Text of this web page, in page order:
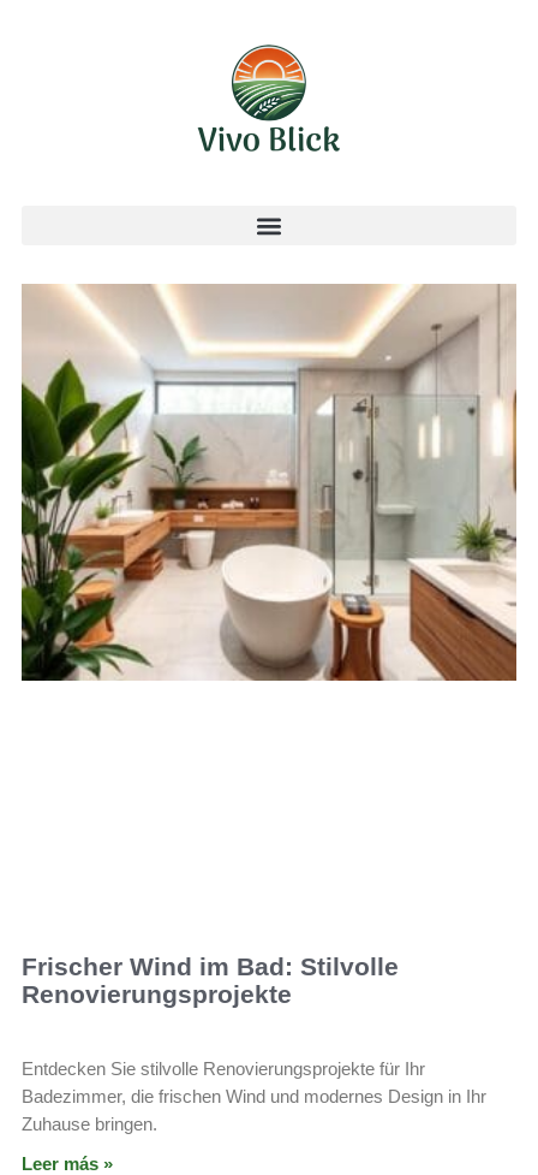
Frischer Wind im Bad: Stilvolle
Renovierungsprojekte
Entdecken Sie stilvolle Renovierungsprojekte für Ihr
Badezimmer, die frischen Wind und modernes Design in Ihr
Zuhause bringen.
Leer más »